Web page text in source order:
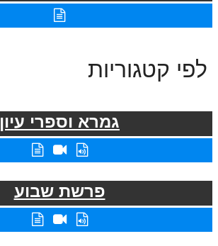
לפי קטגוריות
גמרא וספרי עיון
פרשת שבוע